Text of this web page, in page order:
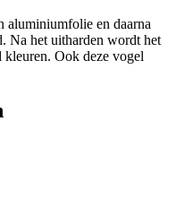
aluminiumfolie en daarna
Na het uitharden wordt het
Ook deze vogel